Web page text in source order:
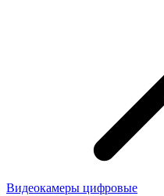
Видеокамеры цифровые